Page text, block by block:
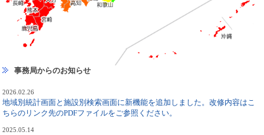
事務局からのお知らせ
2026.02.26
地域別統計画面と施設別検索画面に新機能を追加しました。改修内容はこ
ちらのリンク先のPDFファイルをご参照ください。
2025.05.14